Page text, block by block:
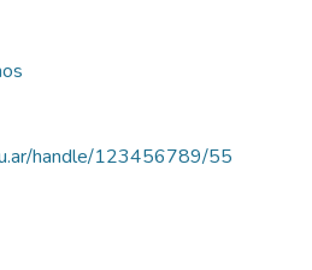
handle/123456789/55